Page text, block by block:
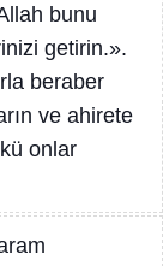
bunu
getirin.».
beraber
ve ahirete
onlar